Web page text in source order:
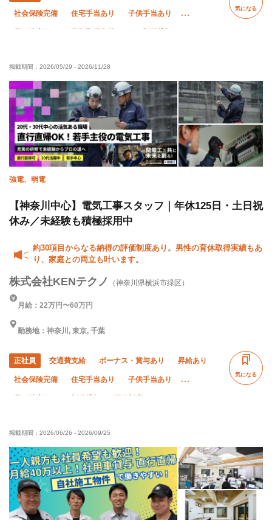
社会保険完備 住宅手当あり 子供手当あり
有資格者優遇 夏季休暇
残業月10時間以下 残業ゼロ 完全週休二日制
土日休み 転勤なし
気になる
掲載期間： 2026/05/29 - 2026/11/28
強電、弱電
【神奈川中心】電気工事スタッフ｜年休125日・土日祝
休み／未経験も積極採用中
約30項目からなる納得の評価制度あり。男性の育休取得実績もあ
り、家庭との両立も叶います。
株式会社KENテクノ （神奈川県横浜市緑区）
月給：22万円〜60万円
勤務地：神奈川, 東京, 千葉
正社員 交通費支給 ボーナス・賞与あり 昇給あり
社会保険完備 住宅手当あり 子供手当あり
未経験OK 経験者優遇
残業月10時間以下 直帰・直行OK 土日休み
完全週休二日制 夏季休暇 年末年始休暇
車・バイク通勤OK 転勤なし
気になる
掲載期間： 2026/06/26 - 2026/09/25